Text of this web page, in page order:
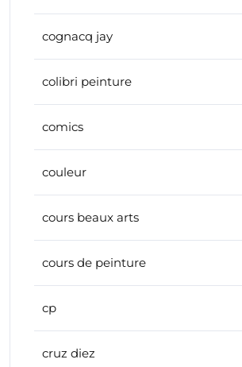
cognacq jay
colibri peinture
comics
couleur
cours beaux arts
cours de peinture
cp
cruz diez